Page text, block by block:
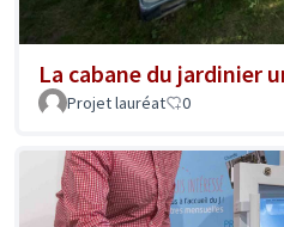
La cabane du jardinier
Projet lauréat 0